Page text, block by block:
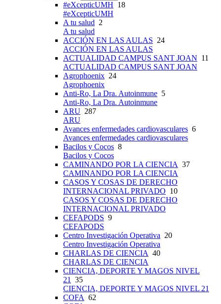
#eXcepticUMH 18
#eXcepticUMH
A tu salud 2
A tu salud
ACCIÓN EN LAS AULAS 24
ACCIÓN EN LAS AULAS
ACTUALIDAD CAMPUS SANT JOAN 11
ACTUALIDAD CAMPUS SANT JOAN
Agrophoenix 24
Agrophoenix
Anti-Ro, La Dra. Autoinmune 5
Anti-Ro, La Dra. Autoinmune
ARU 287
ARU
Avances enfermedades cardiovasculares 6
Avances enfermedades cardiovasculares
Bacilos y Cocos 8
Bacilos y Cocos
CAMINANDO POR LA CIENCIA 37
CAMINANDO POR LA CIENCIA
CASOS Y COSAS DE DERECHO
INTERNACIONAL PRIVADO 10
CASOS Y COSAS DE DERECHO
INTERNACIONAL PRIVADO
CEFAPODS 9
CEFAPODS
Centro Investigación Operativa 20
Centro Investigación Operativa
CHARLAS DE CIENCIA 40
CHARLAS DE CIENCIA
CIENCIA, DEPORTE Y MAGOS NIVEL
21
35
CIENCIA, DEPORTE Y MAGOS NIVEL 21
COFA 62